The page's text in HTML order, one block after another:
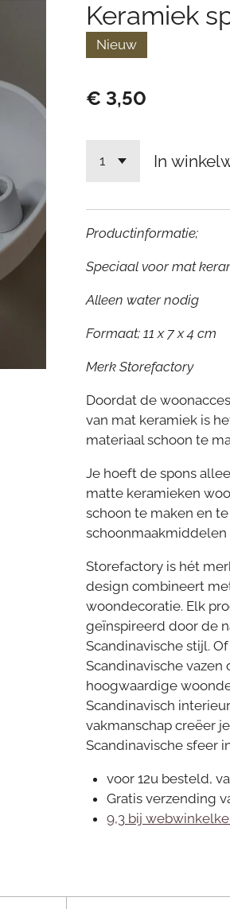
Keramiek
Nieuw
€ 3,50
In
Productinformatie;
Speciaal voor mat
Alleen water nodig
Formaat; 11 x 7 x 4 cm
Merk Storefactory
Doordat de
van mat keramiek is
materiaal schoon te
Je hoeft de spons
matte keramieken
schoon te maken en
schoonmaakmiddelen
Storefactory is hét
design combineert
woondecoratie. Elk
geïnspireerd door de
Scandinavische stijl.
Scandinavische
hoogwaardige
Scandinavisch
vakmanschap creëer
Scandinavische sfeer
voor 12u besteld,
Gratis verzending
9,3 bij